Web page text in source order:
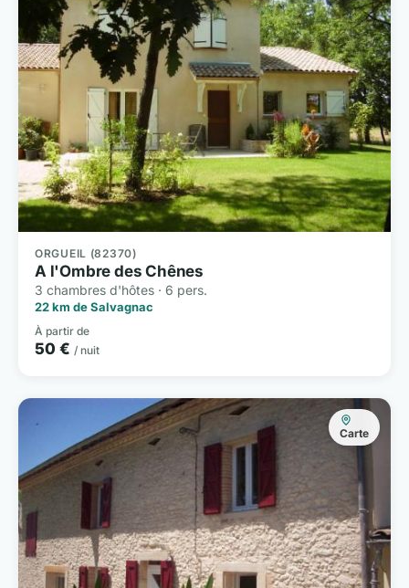
ORGUEIL (82370)
A l'Ombre des Chênes
3 chambres d'hôtes · 6 pers.
22 km de Salvagnac
À partir de
50 € / nuit
Carte